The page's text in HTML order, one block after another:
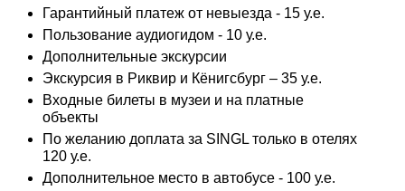
Гарантийный платеж от невыезда - 15 у.е.
Пользование аудиогидом - 10 у.е.
Дополнительные экскурсии
Экскурсия в Риквир и Кёнигсбург – 35 у.е.
Входные билеты в музеи и на платные
объекты
По желанию доплата за SINGL только в отелях
120 у.е.
Дополнительное место в автобусе - 100 у.е.